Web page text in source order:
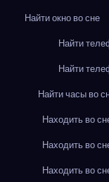
Найти окно во сне
Найти
Найти
Найти часы во
Находить во
Находить во
Находить во